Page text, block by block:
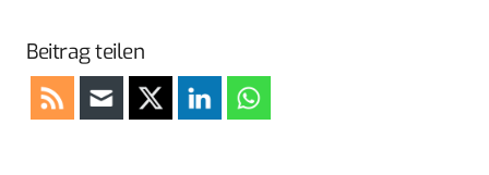
Beitrag teilen